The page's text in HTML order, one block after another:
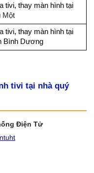
tivi, thay màn hình tại
Một
tivi, thay màn hình tại
Bình Dương
tivi tại nhà quý
Điện Tử